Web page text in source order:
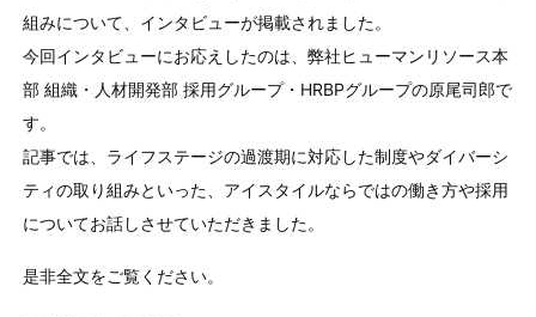
組みについて、インタビューが掲載されました。
今回インタビューにお応えしたのは、弊社ヒューマンリソース本
部 組織・人材開発部 採用グループ・HRBPグループの原尾司郎で
す。
記事では、ライフステージの過渡期に対応した制度やダイバーシ
ティの取り組みといった、アイスタイルならではの働き方や採用
についてお話しさせていただきました。
是非全文をご覧ください。